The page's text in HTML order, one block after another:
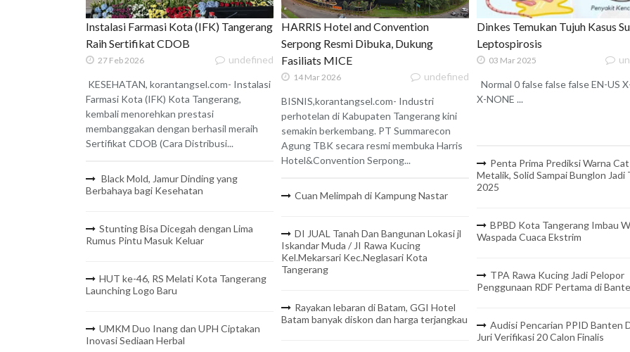
Instalasi Farmasi Kota (IFK) Tangerang
Raih Sertifikat CDOB
27 Feb 2026 undefined
KESEHATAN, korantangsel.com- Instalasi
Farmasi Kota (IFK) Kota Tangerang,
kembali menorehkan prestasi
membanggakan dengan berhasil meraih
Sertifikat CDOB (Cara Distribusi...
Black Mold, Jamur Dinding yang
Berbahaya bagi Kesehatan
Stunting Bisa Dicegah dengan Lima
Rumus Pintu Masuk Keluar
HUT ke-46, RS Melati Kota Tangerang
Launching Logo Baru
UMKM Duo Inang dan UPH Ciptakan
Inovasi Sediaan Herbal
HARRIS Hotel and Convention
Serpong Resmi Dibuka, Dukung
Fasiliats MICE
14 Mar 2026 undefined
BISNIS,korantangsel.com- Industri
perhotelan di Kabupaten Tangerang kini
semakin berkembang. PT Summarecon
Agung TBK secara resmi membuka Harris
Hotel&Convention Serpong...
Cuan Melimpah di Kampung Nastar
DI JUAL Tanah Dan Bangunan Lokasi jl
Iskandar Muda / JI Rawa Kucing
Kel.Mekarsari Kec.Neglasari Kota
Tangerang
Rayakan lebaran di Batam, GGI Hotel
Batam banyak diskon dan harga terjangkau
Dinkes Temukan Tujuh Kasus
Leptospirosis
03 Mar 2025
Normal 0 false false false EN-US
X-NONE ...
Penta Prima Prediksi Warna
Metalik, Solid Sampai Bunglon Jadi
2025
BPBD Kota Tangerang Imbau
Waspada Cuaca Ekstrim
TPA Rawa Kucing Jadi Pelopor
Penggunaan RDF Pertama di
Audisi Pencarian PPID Banten
Juri Verifikasi 20 Calon Finalis